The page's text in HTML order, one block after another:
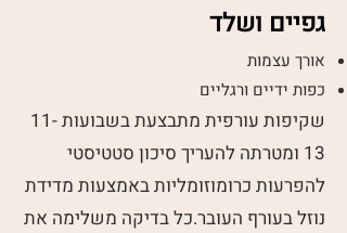
גפיים ושלד
אורך עצמות
כפות ידיים ורגליים
שקיפות עורפית מתבצעת בשבועות 11-
13 ומטרתה להעריך סיכון סטטיסטי
להפרעות כרומוזומליות באמצעות מדידת
נוזל בעורף העובר.כל בדיקה משלימה את